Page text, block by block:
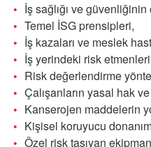
İş sağlığı ve güvenliğinin
Temel İSG prensipleri,
İş kazaları ve meslek
İş yerindeki risk
Risk değerlendirme
Çalışanların yasal hak
Kanserojen maddelerin
Kişisel koruyucu
Özel risk taşıyan